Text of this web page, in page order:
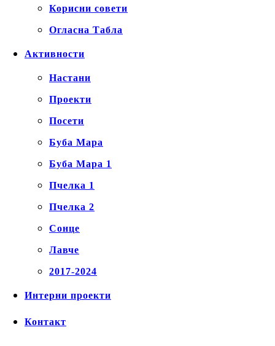
Корисни совети
Огласна Табла
Активности
Настани
Проекти
Посети
Буба Мара
Буба Мара 1
Пчелка 1
Пчелка 2
Сонце
Лавче
2017-2024
Интерни проекти
Контакт